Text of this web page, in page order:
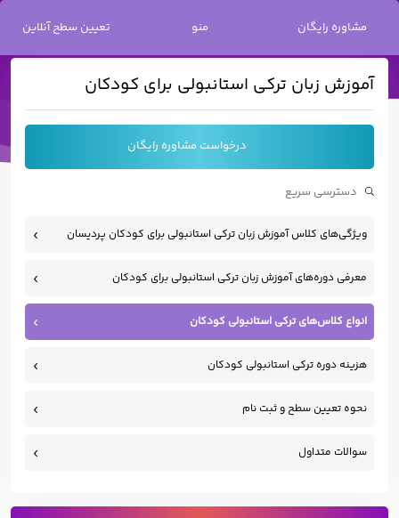
مشاوره رایگان منو تعیین سطح آنلاین / آموزش زبان ترکی استانبولی آموزش زبان ترکی استانبولی برای کودکان
آموزش زبان ترکی استانبولی برای کودکان
درخواست مشاوره رایگان
ویژگی‌های کلاس آموزش زبان ترکی استانبولی برای کودکان پردیسان
معرفی دوره‌های آموزش زبان ترکی استانبولی برای کودکان
انواع کلاس‌های ترکی استانبولی کودکان
هزینه دوره ترکی استانبولی کودکان
نحوه تعیین سطح و ثبت نام
سوالات متداول